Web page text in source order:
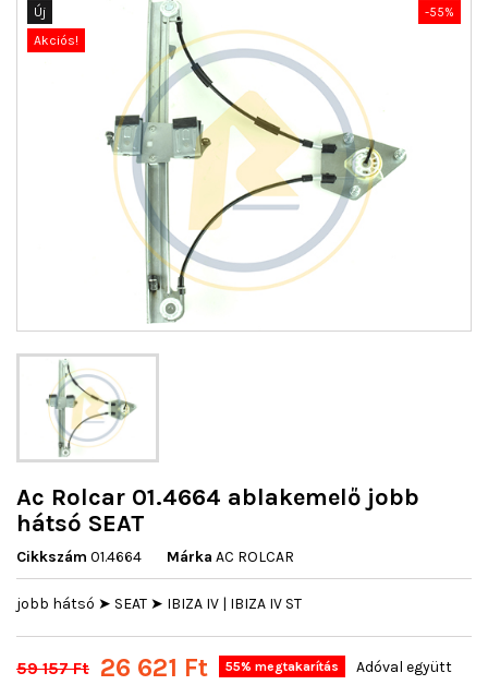
Új
-55%
Akciós!
Ac Rolcar 01.4664 ablakemelő jobb
hátsó SEAT
Cikkszám 01.4664 Márka AC ROLCAR
jobb hátsó ➤ SEAT ➤ IBIZA IV | IBIZA IV ST
59 157 Ft 26 621 Ft 55% megtakarítás Adóval együtt